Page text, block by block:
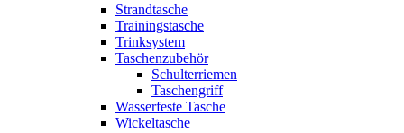
Strandtasche
Trainingstasche
Trinksystem
Taschenzubehör
Schulterriemen
Taschengriff
Wasserfeste Tasche
Wickeltasche